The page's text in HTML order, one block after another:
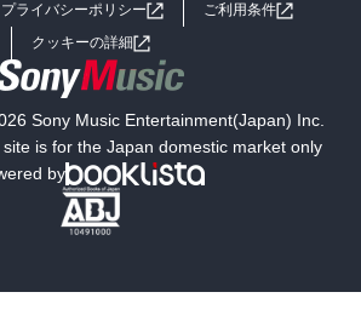
小説
海外小説
SF
文学
プライバシーポリシー
ご利用条件
クッキーの詳細
Sony Music Entertainment(Japan) Inc.
is for the Japan domestic market only
by